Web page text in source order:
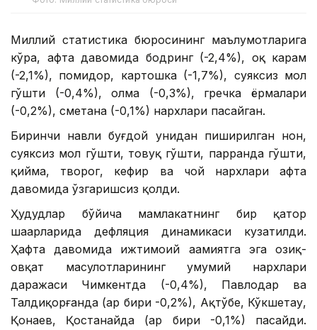
Миллий статистика бюросининг маълумотларига
кўра, ҳафта давомида бодринг (-2,4%), оқ карам
(-2,1%), помидор, картошка (-1,7%), суяксиз мол
гўшти (-0,4%), олма (-0,3%), гречка ёрмалари
(-0,2%), сметана (-0,1%) нархлари пасайган.
Биринчи навли буғдой унидан пиширилган нон,
суяксиз мол гўшти, товуқ гўшти, парранда гўшти,
қийма, творог, кефир ва чой нархлари ҳафта
давомида ўзгаришсиз қолди.
Ҳудудлар бўйича мамлакатнинг бир қатор
шаҳарларида дефляция динамикаси кузатилди.
Ҳафта давомида ижтимоий аҳамиятга эга озиқ-
овқат маҳсулотларининг умумий нархлари
даражаси Чимкентда (-0,4%), Павлодар ва
Талдиқорғанда (ҳар бири -0,2%), Ақтўбе, Кўкшетау,
Қонаев, Қостанайда (ҳар бири -0,1%) пасайди.